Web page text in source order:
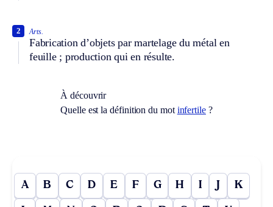
Arts.
Fabrication d’objets par martelage du métal en
feuille ; production qui en résulte.
2
À découvrir
Quelle est la définition du mot infertile?
A B C D E F G H I J K